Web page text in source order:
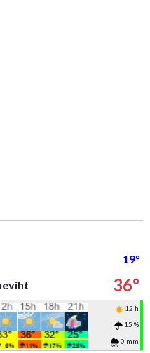
19°
36°
12 h
15 %
0 mm